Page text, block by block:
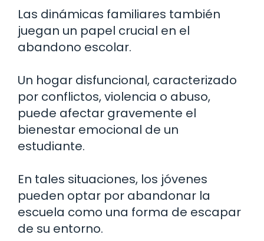
Las dinámicas familiares también
juegan un papel crucial en el
abandono escolar.
Un hogar disfuncional, caracterizado
por conflictos, violencia o abuso,
puede afectar gravemente el
bienestar emocional de un
estudiante.
En tales situaciones, los jóvenes
pueden optar por abandonar la
escuela como una forma de escapar
de su entorno.